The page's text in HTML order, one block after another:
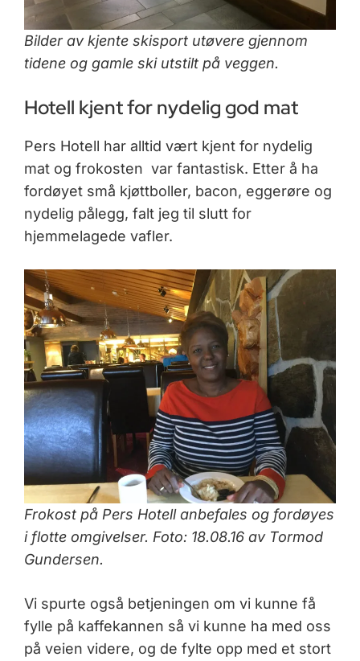
Bilder av kjente skisport utøvere gjennom
tidene og gamle ski utstilt på veggen.
Hotell kjent for nydelig god mat
Pers Hotell har alltid vært kjent for nydelig
mat og frokosten var fantastisk. Etter å ha
fordøyet små kjøttboller, bacon, eggerøre og
nydelig pålegg, falt jeg til slutt for
hjemmelagede vafler.
Frokost på Pers Hotell anbefales og fordøyes
i flotte omgivelser. Foto: 18.08.16 av Tormod
Gundersen.
Vi spurte også betjeningen om vi kunne få
fylle på kaffekannen så vi kunne ha med oss
på veien videre, og de fylte opp med et stort